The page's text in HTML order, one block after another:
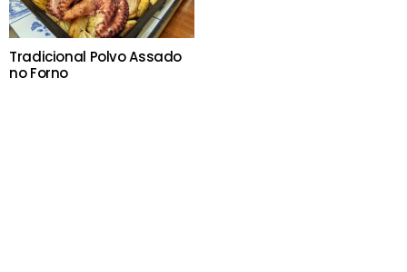
Tradicional Polvo Assado
no Forno